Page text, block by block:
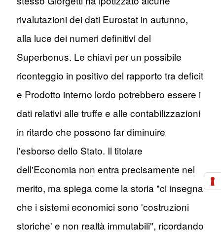
rivalutazioni dei dati Eurostat in autunno,
alla luce dei numeri definitivi del
Superbonus. Le chiavi per un possibile
riconteggio in positivo del rapporto tra deficit
e Prodotto interno lordo potrebbero essere i
dati relativi alle truffe e alle contabilizzazioni
in ritardo che possono far diminuire
l'esborso dello Stato. Il titolare
dell'Economia non entra precisamente nel
merito, ma spiega come la storia "ci insegna
che i sistemi economici sono 'costruzioni
storiche' e non realtà immutabili", ricordando